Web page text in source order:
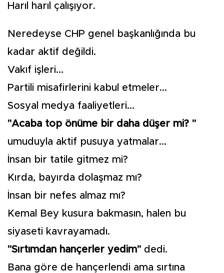
Harıl harıl çalışıyor.
Neredeyse CHP genel başkanlığında bu
kadar aktif değildi.
Vakıf işleri...
Partili misafirlerini kabul etmeler...
Sosyal medya faaliyetleri...
"Acaba top önüme bir daha düşer mi? "
umuduyla aktif pusuya yatmalar...
İnsan bir tatile gitmez mi?
Kırda, bayırda dolaşmaz mı?
İnsan bir nefes almaz mı?
Kemal Bey kusura bakmasın, halen bu
siyaseti kavrayamadı.
"Sırtımdan hançerler yedim" dedi.
Bana göre de hançerlendi ama sırtına